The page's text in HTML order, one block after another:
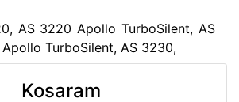
AS 3220 Apollo TurboSilent, AS
TurboSilent, AS 3230,
Kosaram